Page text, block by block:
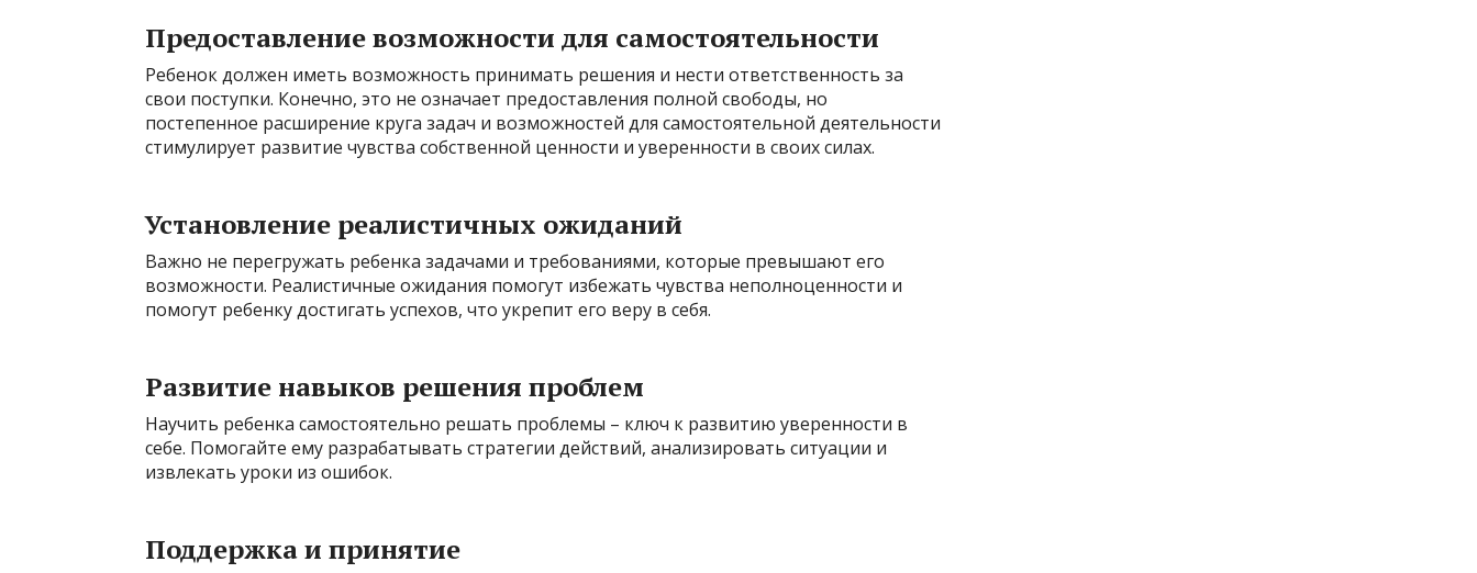
Предоставление возможности для самостоятельности
Ребенок должен иметь возможность принимать решения и нести ответственность за
свои поступки. Конечно, это не означает предоставления полной свободы, но
постепенное расширение круга задач и возможностей для самостоятельной деятельности
стимулирует развитие чувства собственной ценности и уверенности в своих силах.
Установление реалистичных ожиданий
Важно не перегружать ребенка задачами и требованиями, которые превышают его
возможности. Реалистичные ожидания помогут избежать чувства неполноценности и
помогут ребенку достигать успехов, что укрепит его веру в себя.
Развитие навыков решения проблем
Научить ребенка самостоятельно решать проблемы – ключ к развитию уверенности в
себе. Помогайте ему разрабатывать стратегии действий, анализировать ситуации и
извлекать уроки из ошибок.
Поддержка и принятие